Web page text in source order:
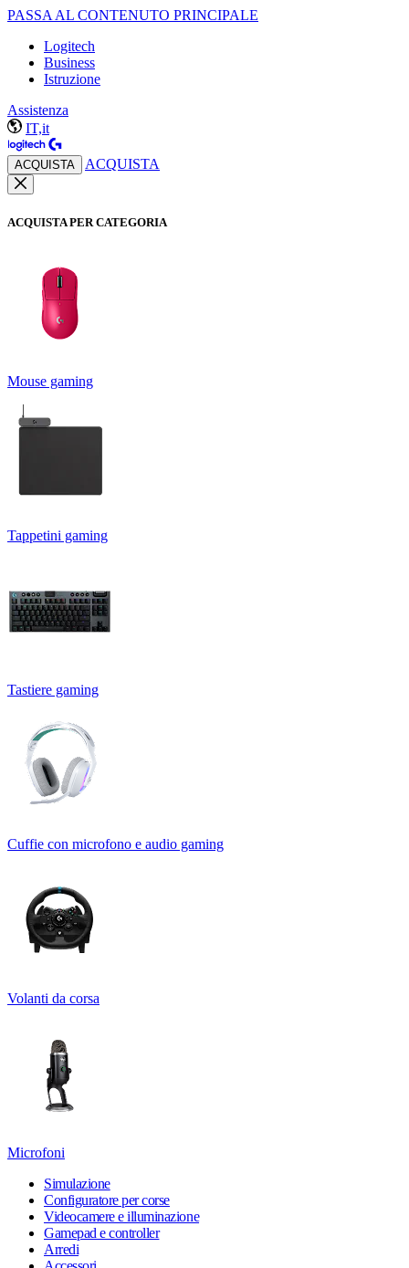
PASSA AL CONTENUTO PRINCIPALE
Logitech
Business
Istruzione
Assistenza
IT,it
ACQUISTA ACQUISTA
ACQUISTA PER CATEGORIA
Mouse gaming
Tappetini gaming
Tastiere gaming
Cuffie con microfono e audio gaming
Volanti da corsa
Microfoni
Simulazione
Configuratore per corse
Videocamere e illuminazione
Gamepad e controller
Arredi